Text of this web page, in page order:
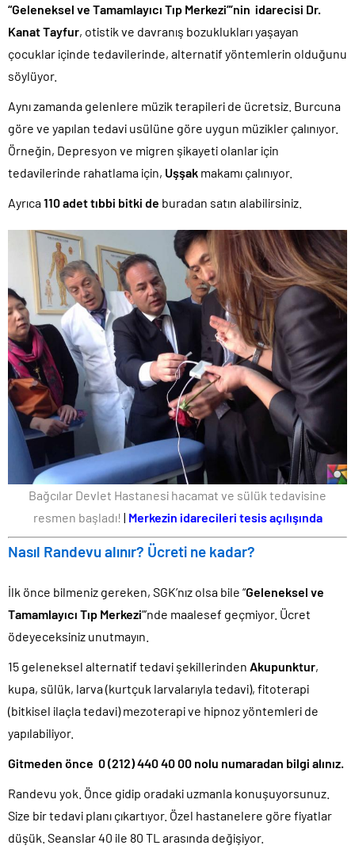
“Geleneksel ve Tamamlayıcı Tıp Merkezi”’nin idarecisi Dr.
Kanat Tayfur, otistik ve davranış bozuklukları yaşayan
çocuklar içinde tedavilerinde, alternatif yöntemlerin olduğunu
söylüyor.
Aynı zamanda gelenlere müzik terapileri de ücretsiz. Burcuna
göre ve yapılan tedavi usülüne göre uygun müzikler çalınıyor.
Örneğin, Depresyon ve migren şikayeti olanlar için
tedavilerinde rahatlama için, Uşşak makamı çalınıyor.
Ayrıca110 adet tıbbi bitki de buradan satın alabilirsiniz.
Bağcılar Devlet Hastanesi hacamat ve sülük tedavisine
resmen başladı! | Merkezin idarecileri tesis açılışında
Nasıl Randevu alınır? Ücreti ne kadar?
İlk önce bilmeniz gereken, SGK’nız olsa bile “Geleneksel ve
Tamamlayıcı Tıp Merkezi”’nde maalesef geçmiyor. Ücret
ödeyeceksiniz unutmayın.
15 geleneksel alternatif tedavi şekillerinden Akupunktur,
kupa, sülük, larva (kurtçuk larvalarıyla tedavi), fitoterapi
(bitkisel ilaçla tedavi) mezoterapi ve hipnoz yöntemleri de
yapılabiliyor.
Gitmeden önce 0 (212) 440 40 00 nolu numaradan bilgi alınız.
Randevu yok. Önce gidip oradaki uzmanla konuşuyorsunuz.
Size bir tedavi planı çıkartıyor. Özel hastanelere göre fiyatlar
düşük. Seanslar 40 ile 80 TL arasında değişiyor.